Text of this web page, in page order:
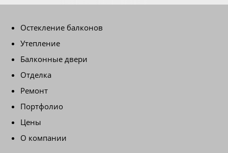
Остекление балконов
Утепление
Балконные двери
Отделка
Ремонт
Портфолио
Цены
О компании